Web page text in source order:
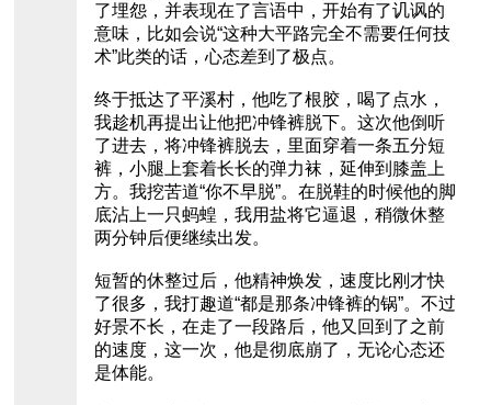
了埋怨，并表现在了言语中，开始有了讥讽的
意味，比如会说“这种大平路完全不需要任何技
术”此类的话，心态差到了极点。
终于抵达了平溪村，他吃了根胶，喝了点水，
我趁机再提出让他把冲锋裤脱下。这次他倒听
了进去，将冲锋裤脱去，里面穿着一条五分短
裤，小腿上套着长长的弹力袜，延伸到膝盖上
方。我挖苦道“你不早脱”。在脱鞋的时候他的脚
底沾上一只蚂蝗，我用盐将它逼退，稍微休整
两分钟后便继续出发。
短暂的休整过后，他精神焕发，速度比刚才快
了很多，我打趣道“都是那条冲锋裤的锅”。不过
好景不长，在走了一段路后，他又回到了之前
的速度，这一次，他是彻底崩了，无论心态还
是体能。